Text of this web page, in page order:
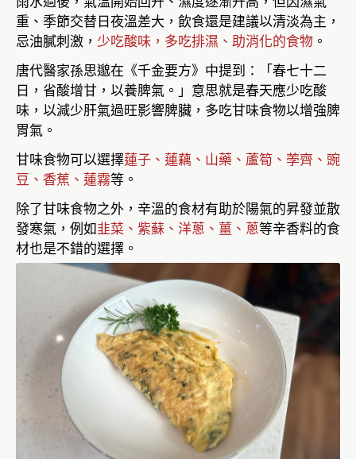
重、季節交替日夜溫差大，飲食還是建議以清淡為主，
忌油膩刺激， 少吃酸味，多吃排濕、助消化的食物 。
唐代醫家孫思邈在《千金要方》中提到：「春七十二
日，省酸增甘，以養脾氣。」意思就是春天應少吃酸
味，以減少肝氣過旺影響脾臟，多吃甘味食物以增強脾
胃氣。
甘味食物可以選擇蓮子、蓮藕、山藥、蘆筍、荸齊、豌
豆、香蕉、蓮霧等。
除了甘味食物之外，辛溫的食材有助於陽氣的昇發並散
發寒氣，例如 韭菜、紫蘇、洋蔥、薑、蔥等辛香料的食
材也是不錯的選擇。